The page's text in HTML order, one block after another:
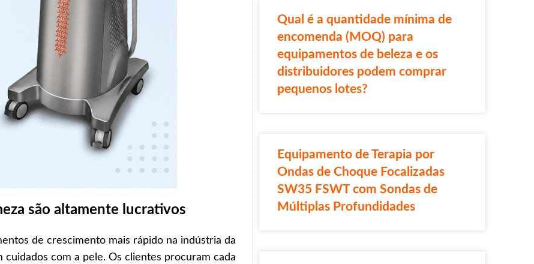
são altamente lucrativos
de crescimento mais rápido na indústria da
com a pele. Os clientes procuram cada
Qual é a quantidade mínima de
encomenda (MOQ) para
equipamentos de beleza e os
distribuidores podem comprar
pequenos lotes?
Equipamento de Terapia por
Ondas de Choque Focalizadas
SW35 FSWT com Sondas de
Múltiplas Profundidades